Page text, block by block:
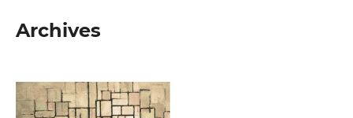
Archives